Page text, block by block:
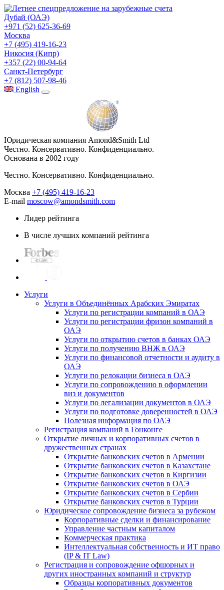
Дубай (ОАЭ)
+971 (52) 625-36-69
Москва
+7 (495) 419-16-23
Никосия (Кипр)
+357 (22) 00-94-64
Санкт-Петербург
+7 (812) 507-98-46
English
Юридическая компания Amond&Smith Ltd
Честно. Консервативно. Конфиденциально.
Основана в 2002 году
Честно. Консервативно. Конфиденциально.
Москва +7 (495) 419-16-23
E-mail moscow@amondsmith.com
Лидер рейтинга
В числе лучших компаний рейтинга
Услуги
Услуги в Объединённых Арабских Эмиратах
Услуги по регистрации компаний в ОАЭ
Услуги по регистрации фризон компаний в
ОАЭ
Услуги по открытию счетов в банках ОАЭ
Услуги по получению ВНЖ в ОАЭ
Услуги по финансовой отчетности и аудиту в
ОАЭ
Услуги по релокации бизнеса в ОАЭ
Услуги по сопровождению в оформлении
виз и документов
Услуги по легализации документов в ОАЭ
Услуги по подготовке доверенностей в ОАЭ
Полезная информация по ОАЭ
Регистрация компаний в Гонконге
Открытие личных и корпоративных счетов в
дружественных странах
Открытие банковских счетов в Армении
Открытие банковских счетов в Казахстане
Открытие банковских счетов в Киргизии
Открытие банковских счетов в ОАЭ
Открытие банковских счетов в Сербии
Открытие банковских счетов в Турции
Юридическое сопровождение бизнеса за рубежом
Корпоративные сделки и финансирование
Управление частным капиталом
Коммерческая практика
Интеллектуальная собственность и ИТ право
(IP & IT Law)
Регистрация и сопровождение офшорных и
других иностранных компаний и структур
Образцы корпоративных документов